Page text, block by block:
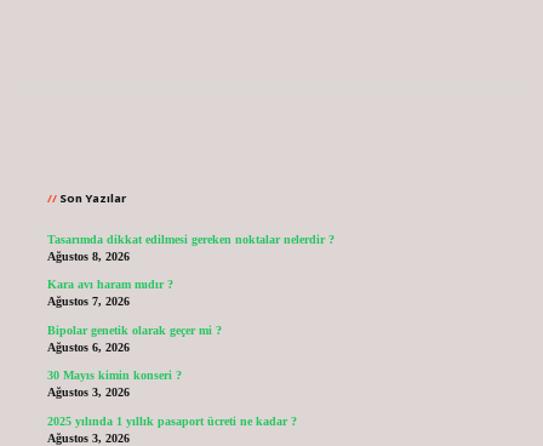
Son Yazılar
Tasarımda dikkat edilmesi gereken noktalar nelerdir ?
Ağustos 8, 2026
Kara avı haram mıdır ?
Ağustos 7, 2026
Bipolar genetik olarak geçer mi ?
Ağustos 6, 2026
30 Mayıs kimin konseri ?
Ağustos 3, 2026
2025 yılında 1 yıllık pasaport ücreti ne kadar ?
Ağustos 3, 2026